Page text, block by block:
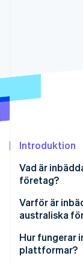
Introduktion
Vad är
företag?
Varför är
australiska
En växande
efterfrågan
Hur fungerar
plattformar?